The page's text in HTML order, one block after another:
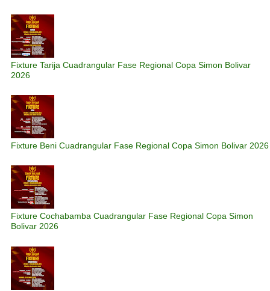
Fixture Tarija Cuadrangular Fase Regional Copa Simon Bolivar
2026
Fixture Beni Cuadrangular Fase Regional Copa Simon Bolivar 2026
Fixture Cochabamba Cuadrangular Fase Regional Copa Simon
Bolivar 2026